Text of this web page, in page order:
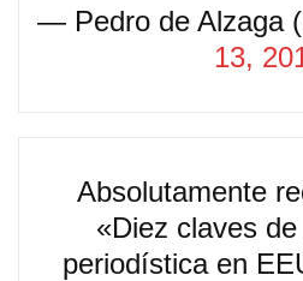
— Pedro de Alzaga
13,
Absolutamente
«Diez claves
periodística en